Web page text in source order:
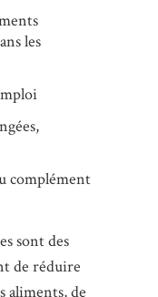
les
complément
sont des
de réduire
aliments, de